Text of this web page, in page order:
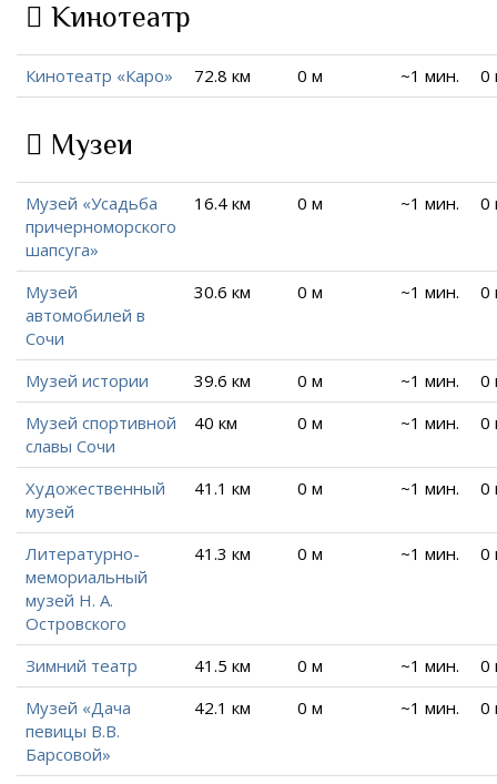
Кинотеатр
Кинотеатр «Каро» 72.8 км 0 м ~1 мин. 0
Музеи
Музей «Усадьба
причерноморского
шапсуга»
16.4 км 0 м ~1 мин. 0
Музей
автомобилей в
Сочи
30.6 км 0 м ~1 мин. 0
Музей истории 39.6 км 0 м ~1 мин.
0
Музей спортивной
славы Сочи
40 км 0 м ~1 мин. 0
Художественный
музей
41.1 км 0 м ~1 мин. 0
Литературно-
мемориальный
музей Н. А.
Островского
41.3 км 0 м ~1 мин. 0
Зимний театр 41.5 км 0 м ~1 мин.
0
Музей «Дача
певицы В.В.
Барсовой»
42.1 км 0 м ~1 мин. 0